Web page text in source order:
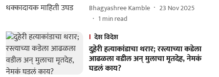
Bhagyashree Kamble
23 Nov 2025
1 min read
देश विदेश
दुहेरी हत्याकांडाचा थरार; रस्त्याच्या कडेला
आढळला वडील अन् मुलाचा मृतदेह, नेमकं
घडलं काय?